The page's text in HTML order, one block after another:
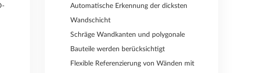
Automatische Erkennung der dicksten
Wandschicht
Schräge Wandkanten und polygonale
Bauteile werden berücksichtigt
Flexible Referenzierung von Wänden mit